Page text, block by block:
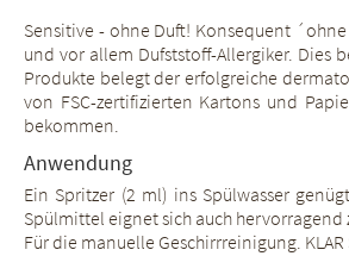
Sensitive - ohne Duft! Konsequent
und vor allem Dufststoff-Allergiker. Dies
Produkte belegt der erfolgreiche
von FSC-zertifizierten Kartons und
bekommen.
Anwendung
Ein Spritzer (2 ml) ins Spülwasser
Spülmittel eignet sich auch
Für die manuelle Geschirrreinigung.